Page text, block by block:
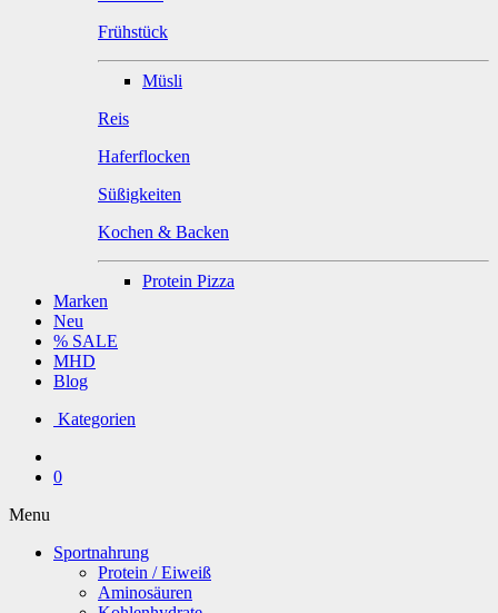
Frühstück
Müsli
Reis
Haferflocken
Süßigkeiten
Kochen & Backen
Protein Pizza
Marken
Neu
% SALE
MHD
Blog
Kategorien
0
Menu
Sportnahrung
Protein / Eiweiß
Aminosäuren